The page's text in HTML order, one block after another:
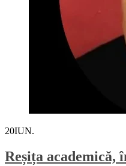
20IUN.
Reșița academică,